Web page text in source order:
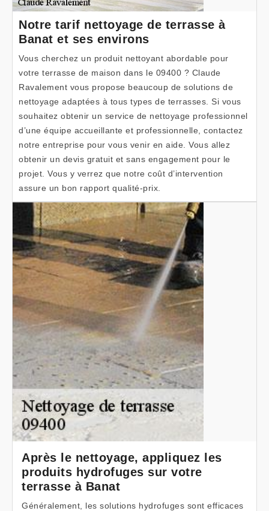
Notre tarif nettoyage de terrasse à
Banat et ses environs
Vous cherchez un produit nettoyant abordable pour
votre terrasse de maison dans le 09400 ? Claude
Ravalement vous propose beaucoup de solutions de
nettoyage adaptées à tous types de terrasses. Si vous
souhaitez obtenir un service de nettoyage professionnel
d’une équipe accueillante et professionnelle, contactez
notre entreprise pour vous venir en aide. Vous allez
obtenir un devis gratuit et sans engagement pour le
projet. Vous y verrez que notre coût d’intervention
assure un bon rapport qualité-prix.
Après le nettoyage, appliquez les
produits hydrofuges sur votre
terrasse à Banat
Généralement, les solutions hydrofuges sont efficaces